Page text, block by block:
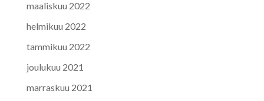
maaliskuu 2022
helmikuu 2022
tammikuu 2022
joulukuu 2021
marraskuu 2021